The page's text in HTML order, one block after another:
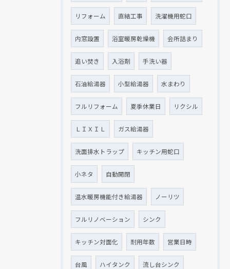
リフォーム 直結工事 洗濯機用蛇口
内窓設置 浴室暖房乾燥機 会所詰まり
追い焚き 入浴剤 手洗い器
石油給湯器 小型給湯器 水まわり
フルリフォーム 夏季休業日 リクシル
ＬＩＸＩＬ ガス給湯器
洗面排水トラップ キッチン用蛇口
小ネタ 自動開閉
温水暖房機能付き給湯器 ノーリツ
フルリノベーション シンク
キッチン対面化 耐用年数 営業日時
台風 ハイタンク 流し台シンク